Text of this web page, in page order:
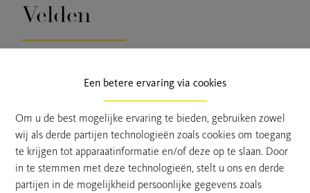
Een betere ervaring via cookies
Om u de best mogelijke ervaring te bieden, gebruiken zowel
wij als derde partijen technologieën zoals cookies om toegang
te krijgen tot apparaatinformatie en/of deze op te slaan. Door
in te stemmen met deze technologieën, stelt u ons en derde
partijen in de mogelijkheid persoonlijke gegevens zoals
Velden
De weide is gelegen nabij centrum Stekene en vlot
Ze is goed onderhouden en tevens op korte termijn
beschikbaar.
Niet verhuurd en vrij van pacht.
Interesse? Bel Laurens op 0471.36.49.78